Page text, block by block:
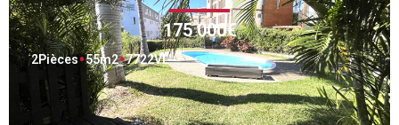
175 000€
Pièces
2 m2
55 7722VL